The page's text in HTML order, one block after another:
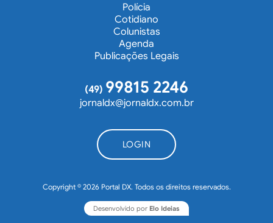
Polícia
Cotidiano
Colunistas
Agenda
Publicações Legais
(49) 99815 2246
jornaldx@jornaldx.com.br
LOGIN
Copyright © 2026 Portal DX. Todos os direitos reservados.
Desenvolvido por Elo Ideias